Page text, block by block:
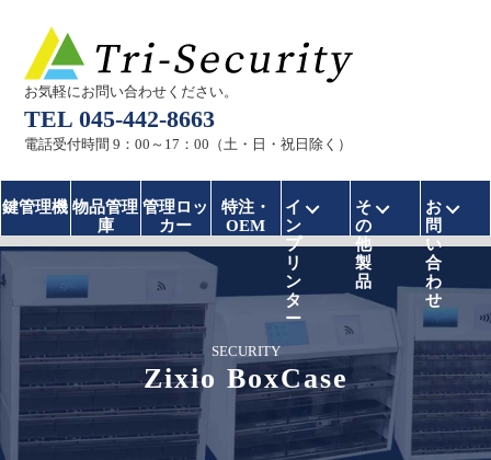
お気軽にお問い合わせください。
TEL 045-442-8663
電話受付時間 9：00～17：00（土・日・祝日除く）
鍵管理機 物品管理
庫
管理ロッ
カー
特注・
OEM
イ
ン
プ
リ
ン
タ
ー
インプリンターのメニ
そ
の
他
製
品
その他製品の
お
問
い
合
わ
せ
お問
SECURITY
Zixio BoxCase